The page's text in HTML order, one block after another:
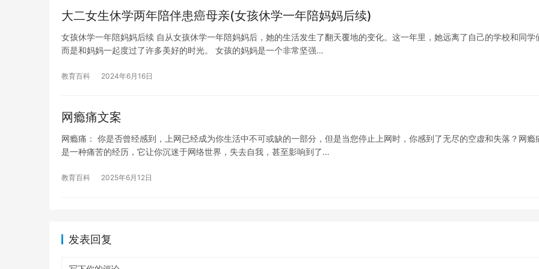
大二女生休学两年陪伴患癌母亲(女孩休学一年陪妈妈后续)
女孩休学一年陪妈妈后续 自从女孩休学一年陪妈妈后，她的生活发生了翻天覆地的变化。这一年里，她远离了自己的学校和同学
而是和妈妈一起度过了许多美好的时光。 女孩的妈妈是一个非常坚强…
教育百科 2024年6月16日
网瘾痛文案
网瘾痛： 你是否曾经感到，上网已经成为你生活中不可或缺的一部分，但是当您停止上网时，你感到了无尽的空虚和失落？网瘾
是一种痛苦的经历，它让你沉迷于网络世界，失去自我，甚至影响到了…
教育百科 2025年6月12日
发表回复